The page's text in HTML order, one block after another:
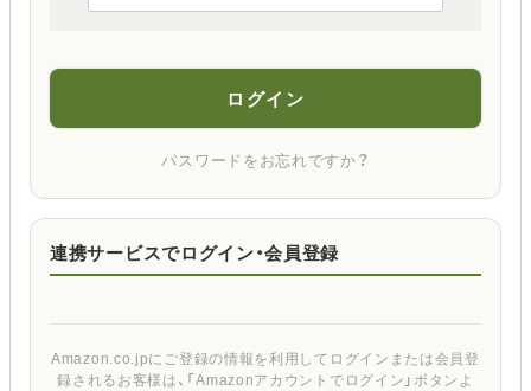
ログイン
パスワードをお忘れですか？
連携サービスでログイン・会員登録
Amazon.co.jpにご登録の情報を利用してログインまたは会員登
録されるお客様は、「Amazonアカウントでログイン」ボタンよ